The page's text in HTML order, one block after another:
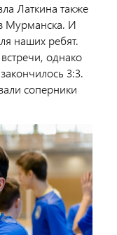
Латкина также
Мурманска. И
наших ребят.
однако
3:3.
соперники